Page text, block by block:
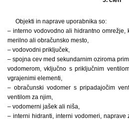
Objekti in naprave uporabnika so:
– interno vodovodno ali hidrantno omrežje,
merilno ali obračunsko mesto,
– vodovodni priključek,
– spojna cev med sekundarnim oziroma
vodomerom, vključno s priključnim
vgrajenimi elementi,
– obračunski vodomer s pripadajočim
ventilom za njim,
– vodomerni jašek ali niša,
– interni hidranti, interni vodomeri,